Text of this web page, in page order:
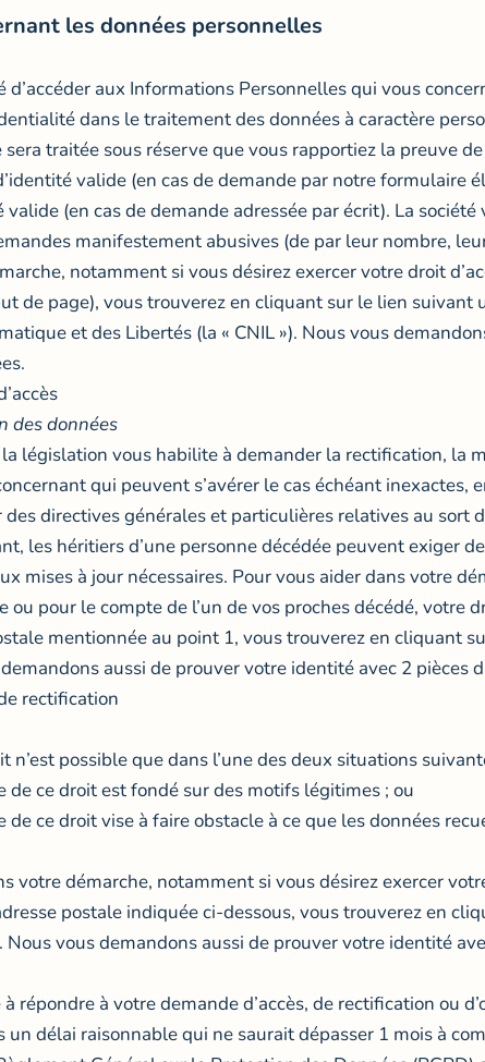
les données personnelles
d’accéder aux Informations Personnelles qui vous
dans le traitement des données à caractère
traitée sous réserve que vous rapportiez la preuve
valide (en cas de demande par notre formulaire
(en cas de demande adressée par écrit). La
manifestement abusives (de par leur nombre,
notamment si vous désirez exercer votre droit
de page), vous trouverez en cliquant sur le lien suivant
et des Libertés (la « CNIL »). Nous vous
des données
législation vous habilite à demander la rectification, la
qui peuvent s’avérer le cas échéant inexactes,
directives générales et particulières relatives au sort
les héritiers d’une personne décédée peuvent exiger
mises à jour nécessaires. Pour vous aider dans votre
ou pour le compte de l’un de vos proches décédé, votre
mentionnée au point 1, vous trouverez en cliquant
aussi de prouver votre identité avec 2 pièces
rectification
n’est possible que dans l’une des deux situations
de ce droit est fondé sur des motifs légitimes ; ou
de ce droit vise à faire obstacle à ce que les données
votre démarche, notamment si vous désirez exercer
postale indiquée ci-dessous, vous trouverez en
Nous vous demandons aussi de prouver votre identité
à répondre à votre demande d’accès, de rectification ou
un délai raisonnable qui ne saurait dépasser 1 mois à